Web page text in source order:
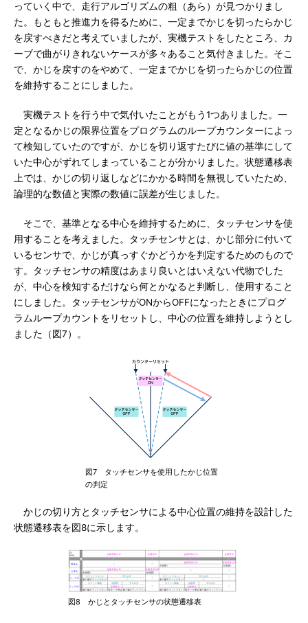
っていく中で、走行アルゴリズムの粗（あら）が見つかりまし
た。もともと推進力を得るために、一定までかじを切ったらかじ
を戻すべきだと考えていましたが、実機テストをしたところ、カ
ーブで曲がりきれないケースが多々あること気付きました。そこ
で、かじを戻すのをやめて、一定までかじを切ったらかじの位置
を維持することにしました。
実機テストを行う中で気付いたことがもう1つありました。一
定となるかじの限界位置をプログラムのループカウンターによっ
て検知していたのですが、かじを切り返すたびに値の基準にして
いた中心がずれてしまっていることが分かりました。状態遷移表
上では、かじの切り返しなどにかかる時間を無視していたため、
論理的な数値と実際の数値に誤差が生じました。
そこで、基準となる中心を維持するために、タッチセンサを使
用することを考えました。タッチセンサとは、かじ部分に付いて
いるセンサで、かじが真っすぐかどうかを判定するためのもので
す。タッチセンサの精度はあまり良いとはいえない代物でした
が、中心を検知するだけなら何とかなると判断し、使用すること
にしました。タッチセンサがONからOFFになったときにプログ
ラムループカウントをリセットし、中心の位置を維持しようとし
ました（図7）。
図7 タッチセンサを使用したかじ位置
の判定
かじの切り方とタッチセンサによる中心位置の維持を設計した
状態遷移表を図8に示します。
図8 かじとタッチセンサの状態遷移表